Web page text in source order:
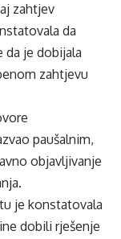
zahtjev
da
da je dobijala
zahtjevu
paušalnim,
objavljivanje
je konstatovala
dobili rješenje